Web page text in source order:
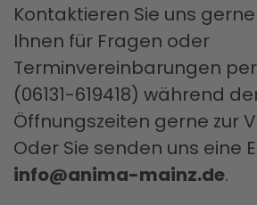
Kontaktieren Sie uns
Ihnen für Fragen oder
Terminvereinbarungen
(06131-619418) während
Öffnungszeiten gerne zur
Oder Sie senden uns eine
info@anima-mainz.de.